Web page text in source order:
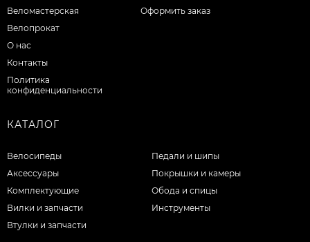
Веломастерская
Велопрокат
О нас
Контакты
Политика
конфиденциальности
Оформить заказ
КАТАЛОГ
Велосипеды
Аксессуары
Комплектующие
Вилки и запчасти
Втулки и запчасти
Педали и шипы
Покрышки и камеры
Обода и спицы
Инструменты